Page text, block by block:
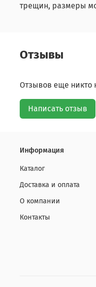
трещин, размеры
Отзывы
Отзывов еще никто
Написать отзыв
Информация
Каталог
Доставка и оплата
О компании
Контакты